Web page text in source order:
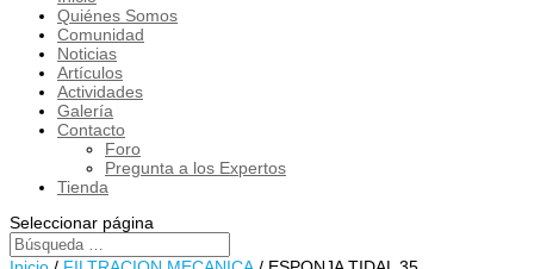
Quiénes Somos
Comunidad
Noticias
Artículos
Actividades
Galería
Contacto
Foro
Pregunta a los Expertos
Tienda
Seleccionar página